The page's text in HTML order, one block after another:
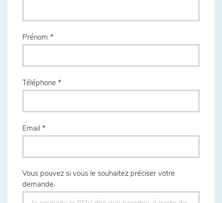
Prénom
Téléphone
Email
Vous pouvez si vous le souhaitez préciser votre
demande.